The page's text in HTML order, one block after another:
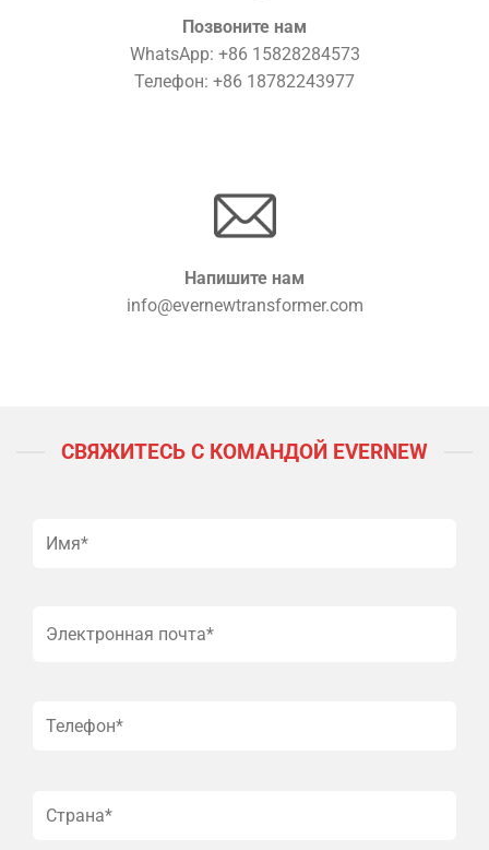
Позвоните нам
WhatsApp: +86 15828284573
Телефон: +86 18782243977
Напишите нам
info@evernewtransformer.com
СВЯЖИТЕСЬ С КОМАНДОЙ EVERNEW